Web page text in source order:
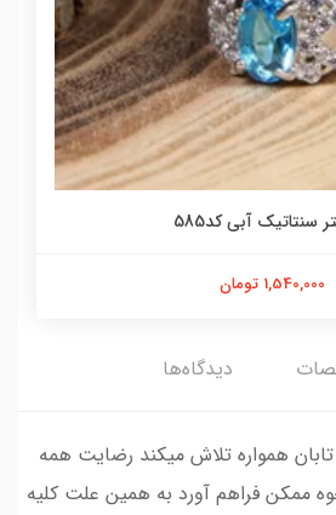
سنتاتیک آبی کد585
1,540,000 تومان
دیدگاه‌ها
تابان همواره تلاش میکند رضایت همه
ممکن فراهم آورد به همین علت کلیه